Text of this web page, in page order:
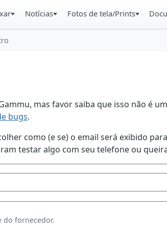
Notícias Fotos de tela/Prints
mas favor saiba que isso não é
bugs.
como (e se) o email será exibido
testar algo com seu telefone ou
do fornecedor.